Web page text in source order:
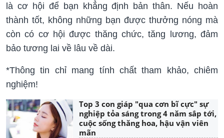
là cơ hội để bạn khẳng định bản thân. Nếu hoàn
thành tốt, không những bạn được thưởng nóng mà
còn có cơ hội được thăng chức, tăng lương, đảm
bảo tương lai về lâu về dài.
*Thông tin chỉ mang tính chất tham khảo, chiêm
nghiệm!
Top 3 con giáp "qua cơn bĩ cực" sự
nghiệp tỏa sáng trong 4 năm sắp tới,
cuộc sống thăng hoa, hậu vận viên
mãn